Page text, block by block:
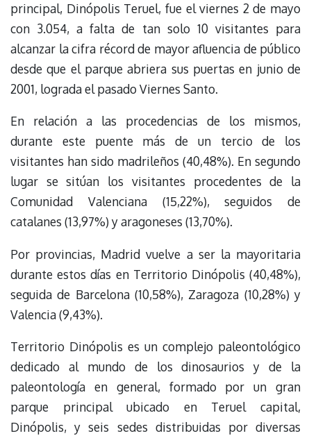
principal, Dinópolis Teruel, fue el viernes 2 de mayo
con 3.054, a falta de tan solo 10 visitantes para
alcanzar la cifra récord de mayor afluencia de público
desde que el parque abriera sus puertas en junio de
2001, lograda el pasado Viernes Santo.
En relación a las procedencias de los mismos,
durante este puente más de un tercio de los
visitantes han sido madrileños (40,48%). En segundo
lugar se sitúan los visitantes procedentes de la
Comunidad Valenciana (15,22%), seguidos de
catalanes (13,97%) y aragoneses (13,70%).
Por provincias, Madrid vuelve a ser la mayoritaria
durante estos días en Territorio Dinópolis (40,48%),
seguida de Barcelona (10,58%), Zaragoza (10,28%) y
Valencia (9,43%).
Territorio Dinópolis es un complejo paleontológico
dedicado al mundo de los dinosaurios y de la
paleontología en general, formado por un gran
parque principal ubicado en Teruel capital,
Dinópolis, y seis sedes distribuidas por diversas